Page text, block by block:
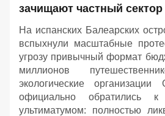
зачищают частный сектор
На испанских Балеарских
вспыхнули масштабные
угрозу привычный формат
миллионов
экологические
официально обратились к
ультиматумом: полностью